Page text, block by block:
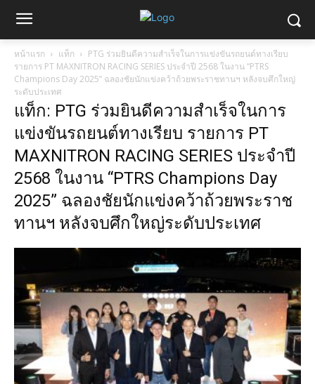
หน้าแรก แท็ก
PTG ร่วมยินดีความสำเร็จในการแข่งขันรถยนต์ทางเรียบ
รายการ PT MAXNITRON RACING SERIES ประจำปี 2568 ในงาน “PTRS
Champions Day 2025” ฉลองชัยนักแข่งคว้าถ้วยพระราชทานฯ หลังจบศึกใหญ่
ระดับประเทศ
แท็ก: PTG ร่วมยินดีความสำเร็จในการ
แข่งขันรถยนต์ทางเรียบ รายการ PT
MAXNITRON RACING SERIES ประจำปี
2568 ในงาน “PTRS Champions Day
2025” ฉลองชัยนักแข่งคว้าถ้วยพระราช
ทานฯ หลังจบศึกใหญ่ระดับประเทศ